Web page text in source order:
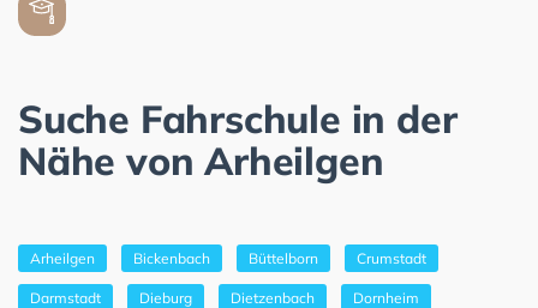
Suche Fahrschule in der
Nähe von Arheilgen
Arheilgen Bickenbach Büttelborn Crumstadt
Darmstadt Dieburg Dietzenbach Dornheim